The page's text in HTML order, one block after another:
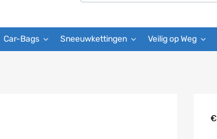
Car-Bags Sneeuwkettingen Veilig op Weg
€